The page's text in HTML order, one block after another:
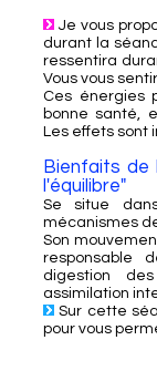
Je vous
durant la
ressentira
Vous vous
Ces énergies
bonne santé,
Les effets sont
Bienfaits de
l'équilibre"
Se situe
mécanismes
Son
responsable
digestion
assimilation
Sur cette
pour vous